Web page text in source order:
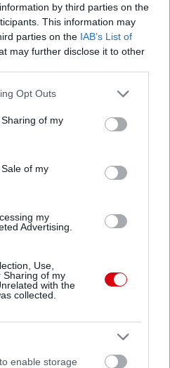
by third parties on the
This information may
parties on the IAB’s List of
may further disclose it to other
app uses one or more Google
behaviour. You may click to
and its third-party tags to
purposes in below Google
Opt Outs
of my
of my
my
Advertising.
Use,
Sharing of my
with the
collected.
enable storage